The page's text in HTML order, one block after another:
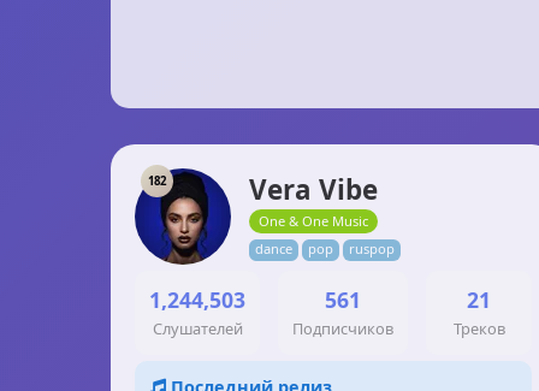
182 Vera Vibe
One & One Music
dance
pop ruspop
1,244,503
Слушателей
561
Подписчиков
21
Треков